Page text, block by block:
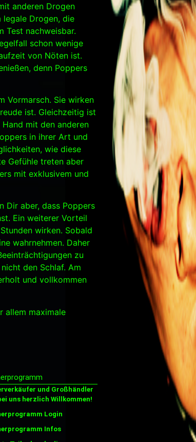
anderen Drogen
legale Drogen, die
Test nachweisbar.
schon wenige
von Nöten ist.
denn Poppers
Vormarsch. Sie wirken
ist. Gleichzeitig ist
mit den anderen
in ihrer Art und
wie diese
Gefühle treten aber
mit exklusivem und
Dir aber, dass Poppers
Ein weiterer Vorteil
wirken. Sobald
wahrnehmen. Daher
zu
den Schlaf. Am
und vollkommen
allem maximale
und Großhändler
uns herzlich Willkommen!
Login
Infos